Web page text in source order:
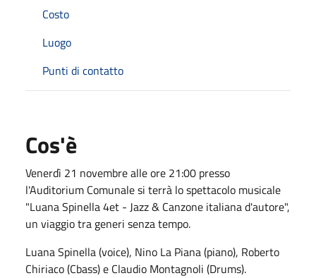
Costo
Luogo
Punti di contatto
Cos'è
Venerdì 21 novembre alle ore 21:00 presso
l'Auditorium Comunale si terrà lo spettacolo musicale
"Luana Spinella 4et - Jazz & Canzone italiana d'autore",
un viaggio tra generi senza tempo.
Luana Spinella (voice), Nino La Piana (piano), Roberto
Chiriaco (Cbass) e Claudio Montagnoli (Drums).